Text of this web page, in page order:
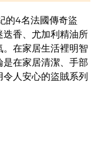
的4名法國傳奇盜
迭香、尤加利精油所
在家居生活裡明智
在家居清潔、手部
人安心的盜賊系列